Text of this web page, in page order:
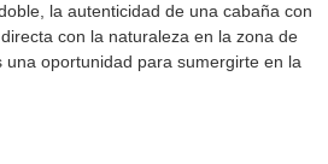
la autenticidad de una cabaña con
con la naturaleza en la zona de
una oportunidad para sumergirte en la